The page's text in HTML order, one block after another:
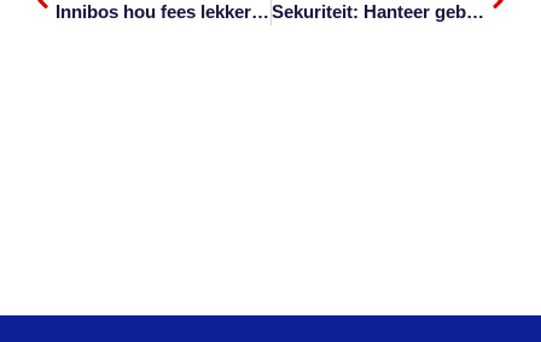
Innibos hou fees lekker vir ‘locals’ Sekuriteit: Hanteer gebiedsgebonde inbrake so